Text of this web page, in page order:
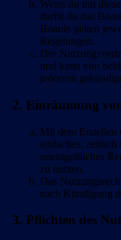
Wenn du mit
darfst du das
Boards gelten
Regelungen.
Der
und kann von
jederzeit
2. Einräumung
Mit dem Erstellen
einfaches, zeitlich
unentgeltliches
zu nutzen.
Das
nach Kündigung
3. Pflichten des